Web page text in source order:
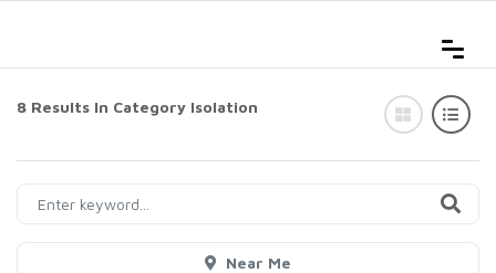
8 Results In Category Isolation
Near Me